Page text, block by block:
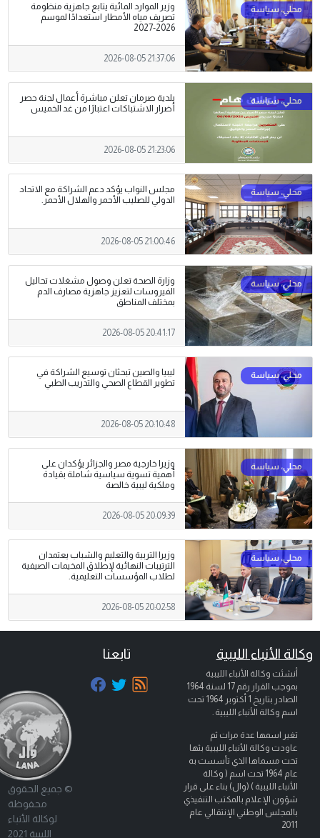
وزير الموارد المائية يتابع جاهزية منظومة
تصريف مياه الأمطار استعدادًا لموسم
2026-2027
2026-08-05 21:37:06
بلدية صرمان تعلن مباشرة أعمال لجنة حصر
أضرار الاشتباكات اعتبارًا من غد الخميس
2026-08-05 21:23:06
مجلس النواب يؤكد دعم الشراكة مع الاتحاد
الدولي للصليب الأحمر والهلال الأحمر.
2026-08-05 21:00:46
وزارة الصحة تعلن وصول مشغلات تحاليل
الفيروسات لتعزيز جاهزية مصارف الدم
بمختلف المناطق
2026-08-05 20:41:17
ليبيا والصين تبحثان توسيع الشراكة في
تطوير القطاع الصحي والتدريب الطبي
2026-08-05 20:10:48
وزيرا خارجية مصر والجزائر يؤكدان على
أهمية تسوية سياسية شاملة بقيادة
وملكية ليبية خالصة
2026-08-05 20:09:39
وزيرا التربية والتعليم والشباب يعتمدان
الترتيبات النهائية لإطلاق المخيمات الصيفية
لطلاب المؤسسات التعليمية.
2026-08-05 20:02:58
وكالة الأنباء الليبية
أنشئت وكالة الأنباء الليبية
بموجب القرار رقم 17 لسنة 1964
الصادر بتاريخ 1 أكتوبر 1964
تحت
اسم وكالة الأنباء الليبية .
تغير اسمها عدة مرات ثم
عاودت وكالة الأنباء الليبية بثها
تحت مسماها الذي تأسست به
عام 1964 تحت اسم ( وكالة
الأنباء الليبية ) (وال) بناء على قرار
شؤون الإعلام بالمكتب التنفيذي
بالمجلس الوطني الإنتقالي عام
2011
تابعنا
© جميع الحقوق
محفوظة
لوكالة الأنباء
الليبية 2021